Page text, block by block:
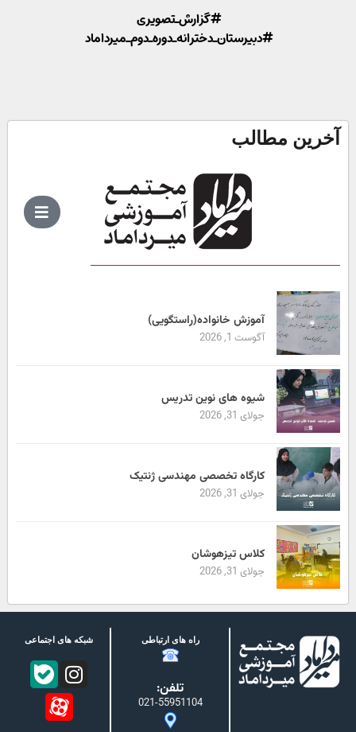
#گزارش_تصویری
#دبیرستان_دخترانه_دوره_دوم_میرداماد
آخرین مطالب
آموزش خانواده(راستگویی)
آگوست 1, 2026
شیوه های نوین تدریس
جولای 31, 2026
کارگاه تخصصی مهندسی ژنتیک
جولای 31, 2026
کلاس تیزهوشان
جولای 31, 2026
راه های ارتباطی
تلفن:
021-55951104
شبکه های اجتماعی